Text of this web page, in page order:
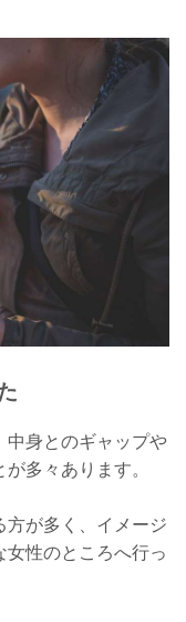
中身とのギャップや
多々あります。
が多く、イメージ
性のところへ行っ